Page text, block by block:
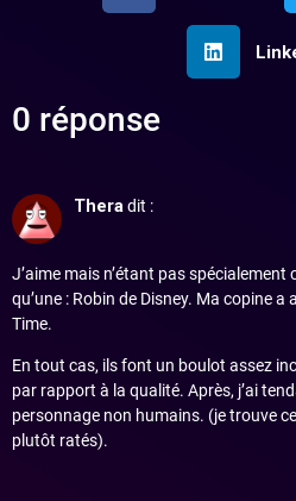
0 réponse
Theradit :
J’aime mais n’étant pas spécialement
qu’une : Robin de Disney. Ma copine a
Time.
En tout cas, ils font un boulot assez
par rapport à la qualité. Après, j’ai
personnage non humains. (je trouve
plutôt ratés).